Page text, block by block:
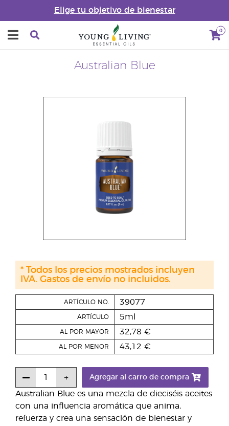
Elige tu objetivo de bienestar
0
Australian Blue
Australian Blue es una mezcla de dieciséis aceites
con una influencia aromática que anima,
refuerza y crea una sensación de bienestar y
ARTÍCULO NO. 39077
ARTÍCULO 5ml
AL POR MAYOR 32,78 €
AL POR MENOR 43,12 €
Agregar al carro de compra
* Todos los precios mostrados incluyen
IVA. Gastos de envío no incluidos.